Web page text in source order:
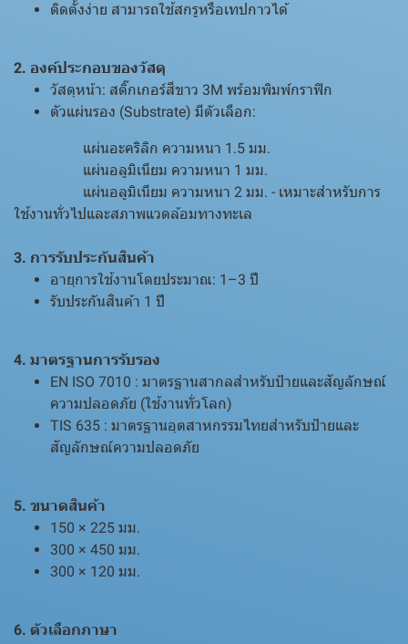
ติดตั้งง่าย สามารถใช้สกรูหรือเทปกาวได้
2. องค์ประกอบของวัสดุ
วัสดุหน้า: สติ๊กเกอร์สีขาว 3M พร้อมพิมพ์กราฟิก
ตัวแผ่นรอง (Substrate) มีตัวเลือก:
แผ่นอะคริลิก ความหนา 1.5 มม.
แผ่นอลูมิเนียม ความหนา 1 มม.
แผ่นอลูมิเนียม ความหนา 2 มม. - เหมาะสำหรับการ
ใช้งานทั่วไปและสภาพแวดล้อมทางทะเล
3. การรับประกันสินค้า
อายุการใช้งานโดยประมาณ: 1–3 ปี
รับประกันสินค้า 1 ปี
4. มาตรฐานการรับรอง
EN ISO 7010 : มาตรฐานสากลสำหรับป้ายและสัญลักษณ์
ความปลอดภัย (ใช้งานทั่วโลก)
TIS 635 : มาตรฐานอุตสาหกรรมไทยสำหรับป้ายและ
สัญลักษณ์ความปลอดภัย
5. ขนาดสินค้า
150 × 225 มม.
300 × 450 มม.
300 × 120 มม.
6. ตัวเลือกภาษา